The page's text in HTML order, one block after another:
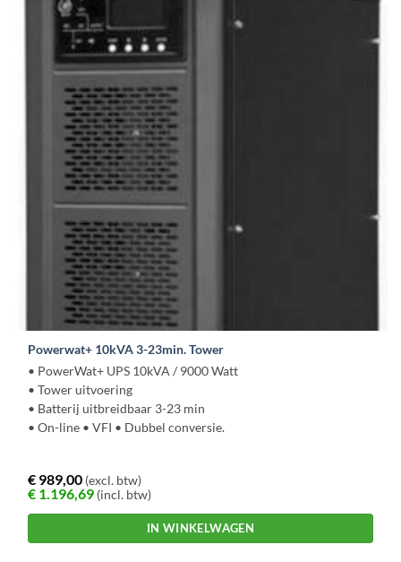
Powerwat+ 10kVA 3-23min. Tower
• PowerWat+ UPS 10kVA / 9000 Watt
• Tower uitvoering
• Batterij uitbreidbaar 3-23 min
• On-line • VFI • Dubbel conversie.
€ 989,00 (excl. btw)
€ 1.196,69 (incl. btw)
IN WINKELWAGEN